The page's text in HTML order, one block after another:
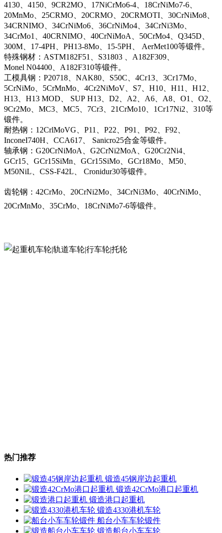
4130、4150、9CR2MO、17NiCrMo6-4、18CrNiMo7-6、
20MnMo、25CRMO、20CRMO、20CRMOTI、30CrNiMo8、
34CRNIMO、34CrNiMo6、36CrNiMo4、34CrNi3Mo、
34CrMo1、40CRNIMO、40CrNiMoA、50CrMo4、Q345D、
300M、17-4PH、PH13-8Mo、15-5PH、 AerMet100等锻件。
特殊钢材：ASTM182F51、S31803 、A182F309、
Monel N04400、A182F310等锻件。
工模具钢：P20718、NAK80、S50C、4Cr13、3Cr17Mo、
5CrNiMo、5CrMnMo、4Cr2NiMoV、S7、H10、H11、H12、
H13、H13 MOD、 SUP H13、D2、A2、A6、A8、O1、O2、
9Cr2Mo、MC3、MC5、7Cr3、21CrMo10、1Cr17Ni2、310等
锻件。
耐热钢：12CrlMoVG、P11、P22、P91、P92、F92、
InconeI740H、CCA617、 Sanicro25合金等锻件。
轴承钢：G20CrNiMoA、G2CrNi2MoA、G20Cr2Ni4、
GCr15、GCr15SiMn、GCr15SiMo、GCr18Mo、M50、
M50NiL、CSS-F42L、 Cronidur30等锻件。
齿轮钢：42CrMo、20CrNi2Mo、34CrNi3Mo、40CrNiMo、
20CrMnMo、35CrMo、18CrNiMo7-6等锻件。
热门推荐
锻造45钢岸边起重机
锻造42CrMo港口起重机
锻造港口起重机
锻造4330港机车轮
船台小车车轮锻件
锻造船台小车车轮